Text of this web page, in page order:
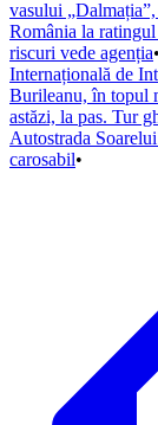
vasului
România la ratingul
riscuri vede agenția•
Internațională de
Burileanu, în topul
astăzi, la pas. Tur
Autostrada
carosabil•